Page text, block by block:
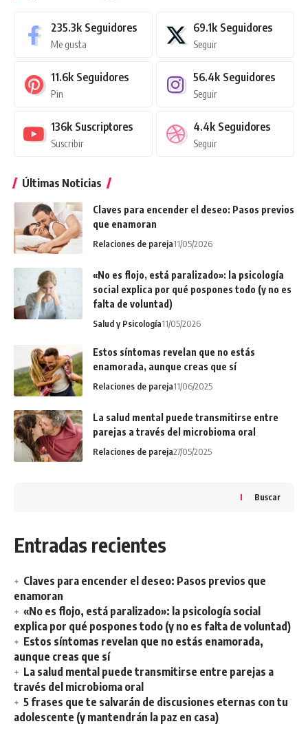
235.3k Seguidores
Me gusta
69.1k Seguidores
Seguir
11.6k Seguidores
Pin
56.4k Seguidores
Seguir
136k Suscriptores
Suscribir
4.4k Seguidores
Seguir
Últimas Noticias
Claves para encender el deseo: Pasos previos
que enamoran
Relaciones de pareja11/05/2026
«No es flojo, está paralizado»: la psicología
social explica por qué pospones todo (y no es
falta de voluntad)
Salud y Psicología11/05/2026
Estos síntomas revelan que no estás
enamorada, aunque creas que sí
Relaciones de pareja11/06/2025
La salud mental puede transmitirse entre
parejas a través del microbioma oral
Relaciones de pareja27/05/2025
Buscar
Entradas recientes
Claves para encender el deseo: Pasos previos que
enamoran
«No es flojo, está paralizado»: la psicología social
explica por qué pospones todo (y no es falta de voluntad)
Estos síntomas revelan que no estás enamorada,
aunque creas que sí
La salud mental puede transmitirse entre parejas a
través del microbioma oral
5 frases que te salvarán de discusiones eternas con tu
adolescente (y mantendrán la paz en casa)